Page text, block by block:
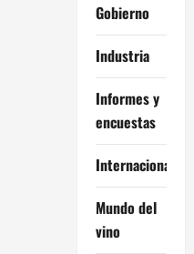
Gobierno
Industria
Informes y
encuestas
Internacional
Mundo del
vino